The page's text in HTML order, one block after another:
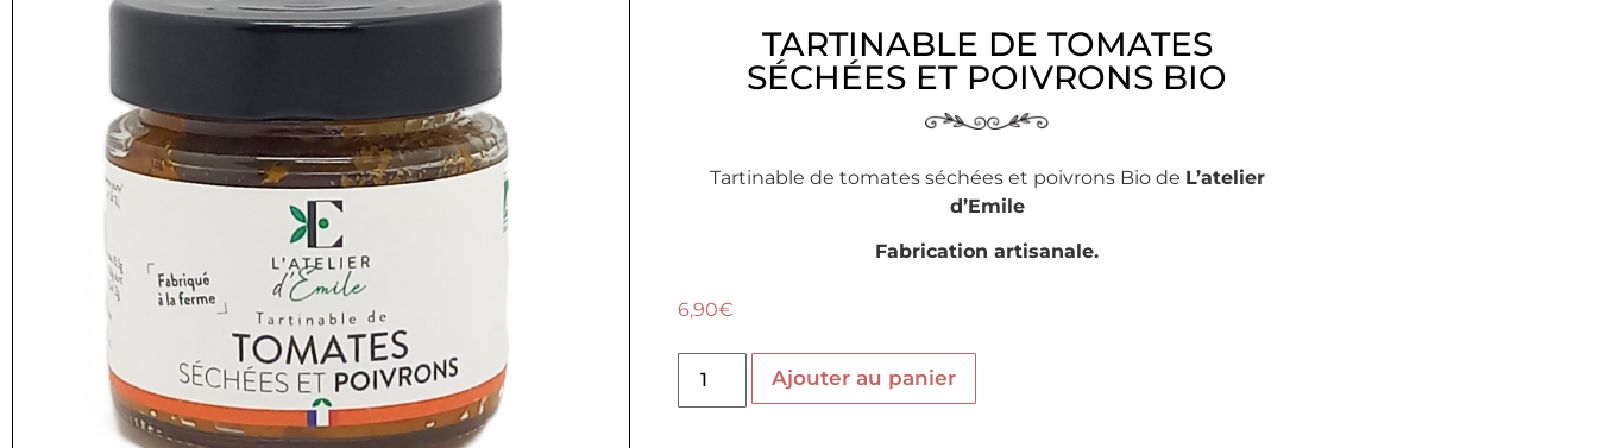
TARTINABLE DE TOMATES
SÉCHÉES ET POIVRONS BIO
Tartinable de tomates séchées et poivrons Bio de L’atelier
d’Emile
Fabrication artisanale.
6,90€
Ajouter au panier